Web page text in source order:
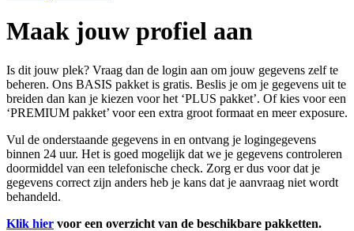
Maak jouw profiel aan
Is dit jouw plek? Vraag dan de login aan om jouw gegevens zelf te
beheren. Ons BASIS pakket is gratis. Beslis je om je gegevens uit te
breiden dan kan je kiezen voor het ‘PLUS pakket’. Of kies voor een
‘PREMIUM pakket’ voor een extra groot formaat en meer exposure.
Vul de onderstaande gegevens in en ontvang je logingegevens
binnen 24 uur. Het is goed mogelijk dat we je gegevens controleren
doormiddel van een telefonische check. Zorg er dus voor dat je
gegevens correct zijn anders heb je kans dat je aanvraag niet wordt
behandeld.
Klik hier voor een overzicht van de beschikbare pakketten.